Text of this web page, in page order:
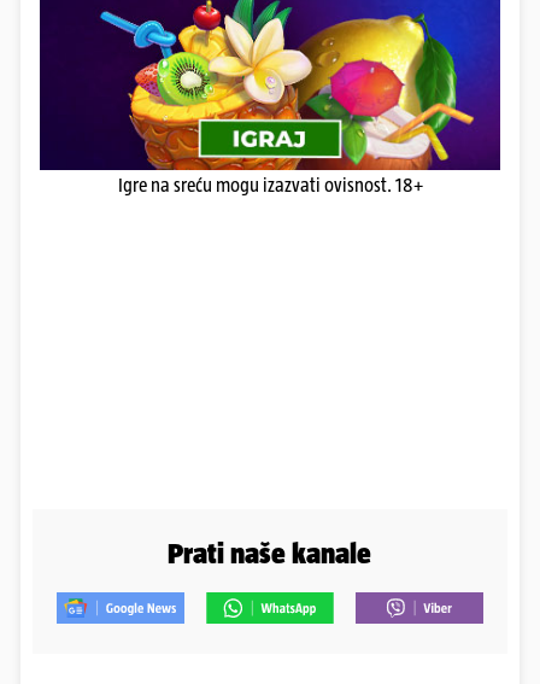
Igre na sreću mogu izazvati ovisnost. 18+
Prati naše kanale